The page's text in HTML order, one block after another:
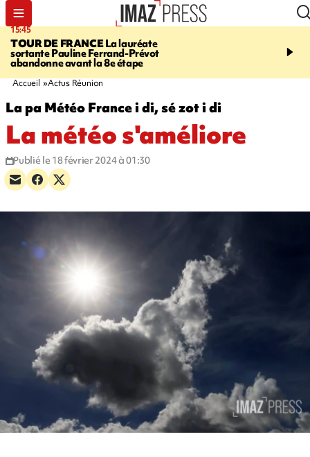
15:45
TOUR DE FRANCELa lauréate
sortante Pauline Ferrand-Prévot
abandonne avant la 8e étape
20:17
routière, concours de
Accueil Actus Réunion
La pa Météo France i di, sé zot i di
La météo s'améliore
Publié le 18 février 2024 à 01:30